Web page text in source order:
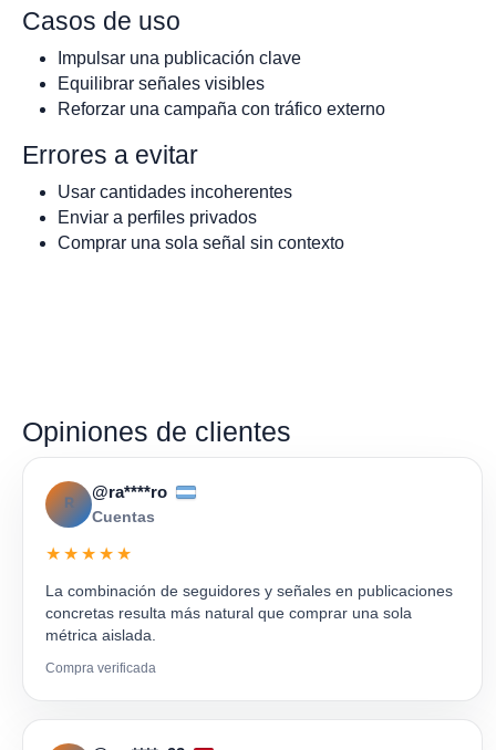
Casos de uso
Impulsar una publicación clave
Equilibrar señales visibles
Reforzar una campaña con tráfico externo
Errores a evitar
Usar cantidades incoherentes
Enviar a perfiles privados
Comprar una sola señal sin contexto
Opiniones de clientes
R
@ra****ro
Cuentas
★★★★★
La combinación de seguidores y señales en publicaciones
concretas resulta más natural que comprar una sola
métrica aislada.
Compra verificada